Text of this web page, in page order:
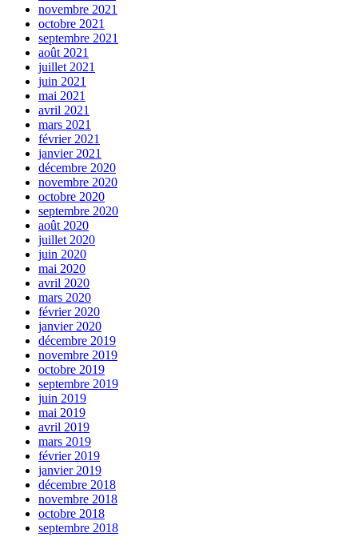
novembre 2021
octobre 2021
septembre 2021
août 2021
juillet 2021
juin 2021
mai 2021
avril 2021
mars 2021
février 2021
janvier 2021
décembre 2020
novembre 2020
octobre 2020
septembre 2020
août 2020
juillet 2020
juin 2020
mai 2020
avril 2020
mars 2020
février 2020
janvier 2020
décembre 2019
novembre 2019
octobre 2019
septembre 2019
juin 2019
mai 2019
avril 2019
mars 2019
février 2019
janvier 2019
décembre 2018
novembre 2018
octobre 2018
septembre 2018